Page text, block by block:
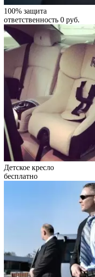
100% защита
ответственность 0 руб.
Детское кресло
бесплатно